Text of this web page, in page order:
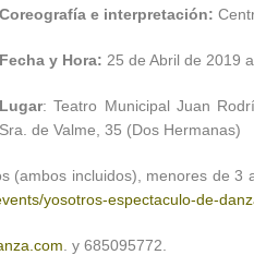
Coreografía e interpretación:
Fecha y Hora: 25 de Abril de 2019
Lugar: Teatro Municipal Juan
Sra. de Valme, 35 (Dos Hermanas)
(ambos incluidos), menores de 3
yosotros-espectaculo-de-
. y 685095772.